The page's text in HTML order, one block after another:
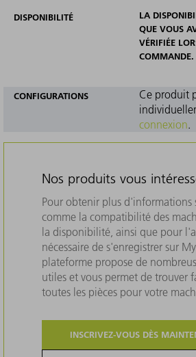
DISPONIBILITÉ
LA
QUE VOUS
VÉRIFIÉE
COMMANDE.
CONFIGURATIONS
Ce produit
connexion.
Nos produits vous
Pour obtenir plus d'informations
comme la compatibilité des
la disponibilité, ainsi que pour
nécessaire de s'enregistrer sur
plateforme propose de
utiles et vous permet de trouver
toutes les pièces pour votre
INSCRIVEZ-VOUS DÈS